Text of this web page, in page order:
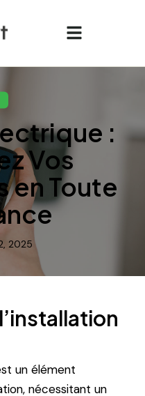
:
Vos
en Toute
2025
un élément
nécessitant un